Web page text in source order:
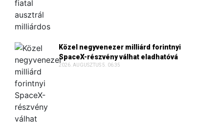
Közel negyvenezer milliárd forintnyi
SpaceX-részvény válhat eladhatóvá
2026. AUGUSZTUS 5. 06:35